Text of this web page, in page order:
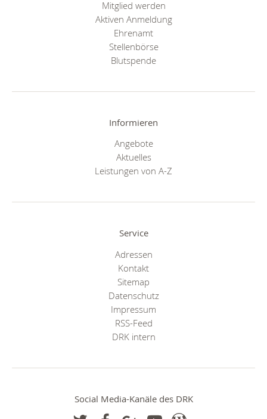
Mitglied werden
Aktiven Anmeldung
Ehrenamt
Stellenbörse
Blutspende
Informieren
Angebote
Aktuelles
Leistungen von A-Z
Service
Adressen
Kontakt
Sitemap
Datenschutz
Impressum
RSS-Feed
DRK intern
Social Media-Kanäle des DRK